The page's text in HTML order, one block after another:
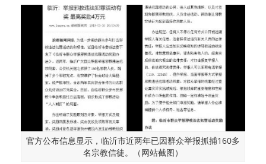
官方公布信息显示，临沂市近两年已因群众举报抓捕160多
名宗教信徒。（网站截图）